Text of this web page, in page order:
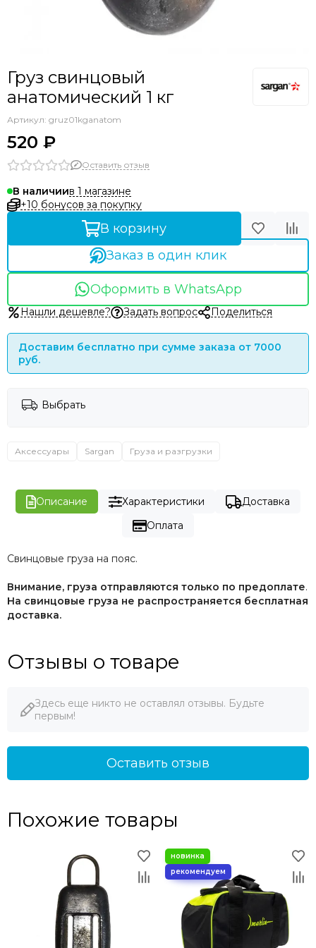
Аксессуары прочие
Груз свинцовый
анатомический 1 кг
Артикул: gruz01kganatom
520 ₽
Оставить отзыв
В наличиив 1 магазине
+10 бонусов за покупку
В корзину
Заказ в один клик
Оформить в WhatsApp
Нашли дешевле? Задать вопрос Поделиться
Доставим бесплатно при сумме заказа от 7000
руб.
Выбрать
Аксессуары Sargan Груза и разгрузки
Описание Характеристики
Доставка
Оплата
Свинцовые груза на пояс.
Внимание, груза отправляются только по предоплате.
На свинцовые груза не распространяется бесплатная
доставка.
Отзывы о товаре
Здесь еще никто не оставлял отзывы. Будьте
первым!
Оставить отзыв
Похожие товары